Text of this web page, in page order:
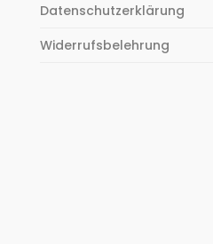
Datenschutzerklärung
Widerrufsbelehrung